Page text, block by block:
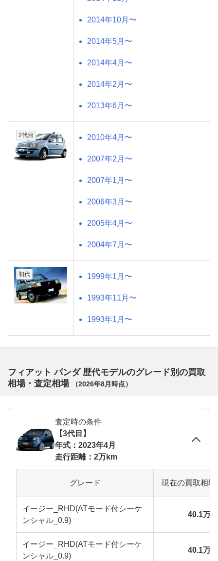
2014年10月〜
2014年5月〜
2014年4月〜
2014年2月〜
2013年6月〜
2代目 2010年4月〜
2007年2月〜
2007年1月〜
2006年3月〜
2005年4月〜
2004年7月〜
初代 1999年1月〜
1993年11月〜
1993年1月〜
フィアット パンダ 歴代モデルのグレード別の買取
相場・査定相場
（2026年8月 時点）
査定時の条件
【3代目】
年式：2023年4月
走行距離：2万km
グレード 現在の買取相
イージー_RHD(ATモード付シーケ
ンシャル_0.9)
40.1万
イージー_RHD(ATモード付シーケ
ンシャル_0.9)
40.1万